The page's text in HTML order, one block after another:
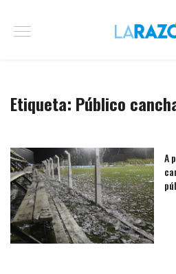
Etiqueta: Público
A